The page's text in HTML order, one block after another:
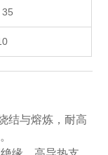
35
结与熔炼，耐高